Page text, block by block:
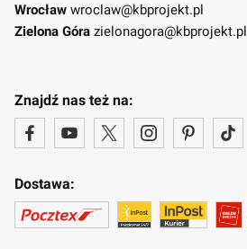
Wrocław wroclaw@kbprojekt.pl
Zielona Góra zielonagora@kbprojekt.pl
Znajdź nas też na:
Dostawa: